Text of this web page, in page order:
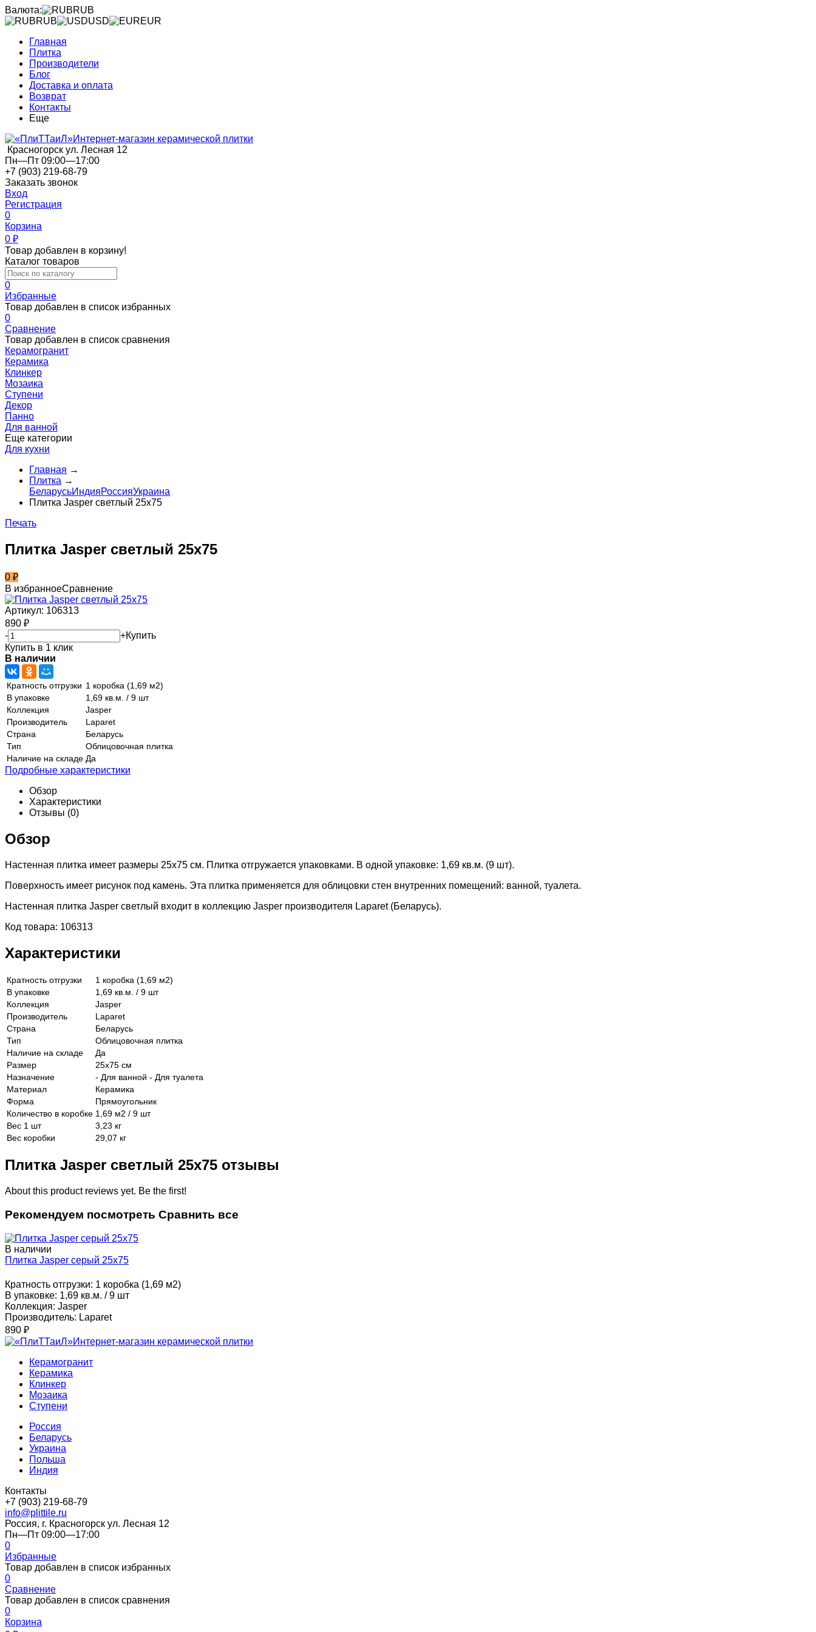
Валюта:
RUB
RUB
USD
EUR
Главная
Плитка
Производители
Блог
Доставка и оплата
Возврат
Контакты
Еще
Интернет-магазин керамической плитки
Красногорск ул. Лесная 12
Пн—Пт 09:00—17:00
+7 (903) 219-68-79
Заказать звонок
Вход
Регистрация
0
Корзина
0 ₽
Товар добавлен в корзину!
Каталог товаров
0
Избранные
Товар добавлен в список избранных
0
Сравнение
Товар добавлен в список сравнения
Керамогранит
Керамика
Клинкер
Мозаика
Ступени
Декор
Панно
Для ванной
Еще категории
Для кухни
Главная →
Плитка →
БеларусьИндияРоссияУкраина
Плитка Jasper светлый 25x75
Печать
Плитка Jasper светлый 25x75
0 ₽
В избранноеСравнение
Артикул: 106313
890 ₽
-
+Купить
Купить в 1 клик
В наличии
Кратность отгрузки 1 коробка (1,69 м2)
В упаковке
1,69 кв.м. / 9 шт
Коллекция
Jasper
Производитель
Laparet
Страна
Беларусь
Тип
Облицовочная плитка
Наличие на складе Да
Подробные характеристики
Обзор
Характеристики
Отзывы (0)
Обзор
Настенная плитка имеет размеры 25x75 см. Плитка отгружается упаковками. В одной упаковке: 1,69 кв.м. (9 шт).
Поверхность имеет рисунок под камень. Эта плитка применяется для облицовки стен внутренних помещений: ванной, туалета.
Настенная плитка Jasper светлый входит в коллекцию Jasper производителя Laparet (Беларусь).
Код товара: 106313
Характеристики
Кратность отгрузки
1 коробка (1,69 м2)
В упаковке
1,69 кв.м. / 9 шт
Коллекция
Jasper
Производитель
Laparet
Страна
Беларусь
Тип
Облицовочная плитка
Наличие на складе
Да
Размер
25х75 см
Назначение
- Для ванной - Для туалета
Материал
Керамика
Форма
Прямоугольник
Количество в коробке 1,69 м2 / 9 шт
Вес 1 шт
3,23 кг
Вес коробки
29,07 кг
Плитка Jasper светлый 25x75 отзывы
About this product reviews yet. Be the first!
Рекомендуем посмотреть Сравнить все
В наличии
Плитка Jasper серый 25x75
Кратность отгрузки: 1 коробка (1,69 м2)
В упаковке: 1,69 кв.м. / 9 шт
Коллекция: Jasper
Производитель: Laparet
890 ₽
Интернет-магазин керамической плитки
Керамогранит
Керамика
Клинкер
Мозаика
Ступени
Россия
Беларусь
Украина
Польша
Индия
Контакты
+7 (903) 219-68-79
info@plittile.ru
Россия, г. Красногорск ул. Лесная 12
Пн—Пт 09:00—17:00
0
Избранные
Товар добавлен в список избранных
0
Сравнение
Товар добавлен в список сравнения
0
Корзина